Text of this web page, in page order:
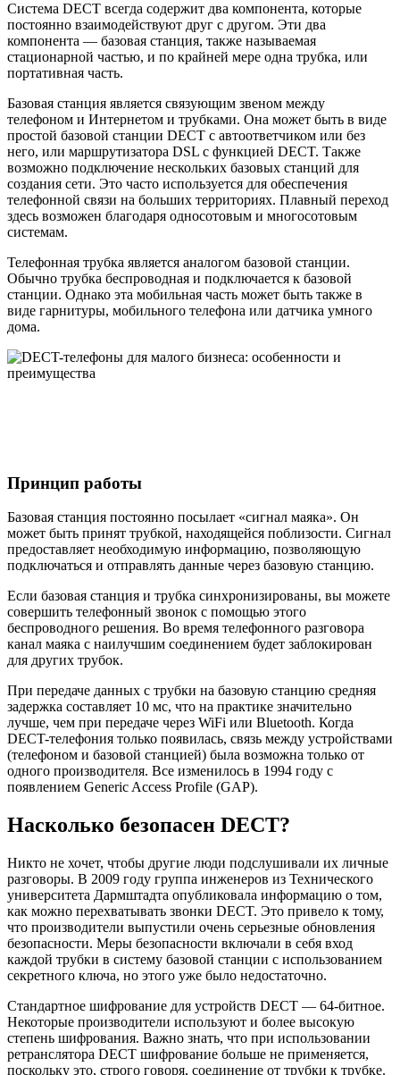
Система DECT всегда содержит два компонента, которые
постоянно взаимодействуют друг с другом. Эти два
компонента — базовая станция, также называемая
стационарной частью, и по крайней мере одна трубка, или
портативная часть.
Базовая станция является связующим звеном между
телефоном и Интернетом и трубками. Она может быть в виде
простой базовой станции DECT с автоответчиком или без
него, или маршрутизатора DSL с функцией DECT. Также
возможно подключение нескольких базовых станций для
создания сети. Это часто используется для обеспечения
телефонной связи на больших территориях. Плавный переход
здесь возможен благодаря односотовым и многосотовым
системам.
Телефонная трубка является аналогом базовой станции.
Обычно трубка беспроводная и подключается к базовой
станции. Однако эта мобильная часть может быть также в
виде гарнитуры, мобильного телефона или датчика умного
дома.
Принцип работы
Базовая станция постоянно посылает «сигнал маяка». Он
может быть принят трубкой, находящейся поблизости. Сигнал
предоставляет необходимую информацию, позволяющую
подключаться и отправлять данные через базовую станцию.
Если базовая станция и трубка синхронизированы, вы можете
совершить телефонный звонок с помощью этого
беспроводного решения. Во время телефонного разговора
канал маяка с наилучшим соединением будет заблокирован
для других трубок.
При передаче данных с трубки на базовую станцию средняя
задержка составляет 10 мс, что на практике значительно
лучше, чем при передаче через WiFi или Bluetooth. Когда
DECT-телефония только появилась, связь между устройствами
(телефоном и базовой станцией) была возможна только от
одного производителя. Все изменилось в 1994 году с
появлением Generic Access Profile (GAP).
Насколько безопасен DECT?
Никто не хочет, чтобы другие люди подслушивали их личные
разговоры. В 2009 году группа инженеров из Технического
университета Дармштадта опубликовала информацию о том,
как можно перехватывать звонки DECT. Это привело к тому,
что производители выпустили очень серьезные обновления
безопасности. Меры безопасности включали в себя вход
каждой трубки в систему базовой станции с использованием
секретного ключа, но этого уже было недостаточно.
Стандартное шифрование для устройств DECT — 64-битное.
Некоторые производители используют и более высокую
степень шифрования. Важно знать, что при использовании
ретранслятора DECT шифрование больше не применяется,
поскольку это, строго говоря, соединение от трубки к трубке.